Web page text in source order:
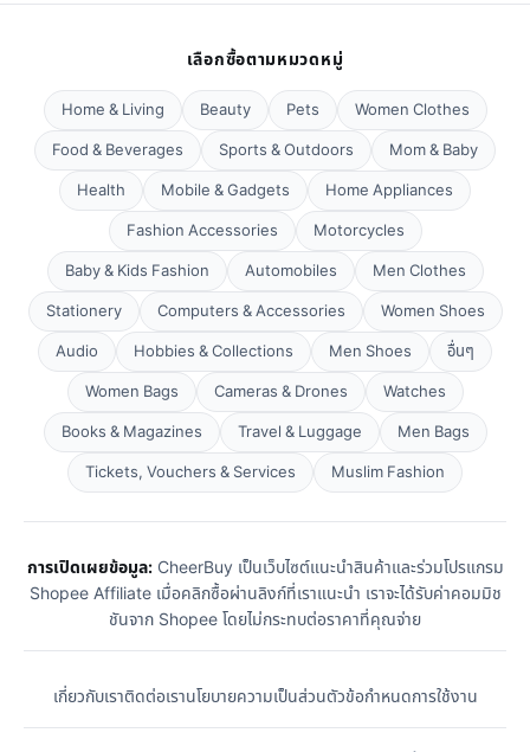
เลือกซื้อตามหมวดหมู่
Home & Living Beauty Pets
Women Clothes
Food & Beverages
Sports & Outdoors
Mom & Baby
Health
Mobile & Gadgets
Home Appliances
Fashion Accessories
Motorcycles
Baby & Kids Fashion
Automobiles
Men Clothes
Stationery
Computers & Accessories
Women Shoes
Audio
Hobbies & Collections Men Shoes
อื่นๆ
Women Bags
Cameras & Drones
Watches
Books & Magazines
Travel & Luggage
Men Bags
Tickets, Vouchers & Services
Muslim Fashion
การเปิดเผยข้อมูล:CheerBuy เป็นเว็บไซต์แนะนำสินค้าและร่วมโปรแกรม
Shopee Affiliate เมื่อคลิกซื้อผ่านลิงก์ที่เราแนะนำ เราจะได้รับค่าคอมมิช
ชันจาก Shopee โดยไม่กระทบต่อราคาที่คุณจ่าย
เกี่ยวกับเราติดต่อเรานโยบายความเป็นส่วนตัวข้อกำหนดการใช้งาน